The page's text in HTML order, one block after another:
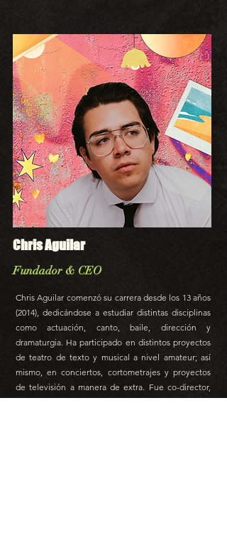
Chris Aguilar
Fundador & CEO
Chris Aguilar comenzó su carrera desde los 13 años
(2014), dedicándose a estudiar distintas disciplinas
como actuación, canto, baile, dirección y
dramaturgia. Ha participado en distintos proyectos
de teatro de texto y musical a nivel amateur; así
mismo, en conciertos, cortometrajes y proyectos
de televisión a manera de extra. Fue co-director,